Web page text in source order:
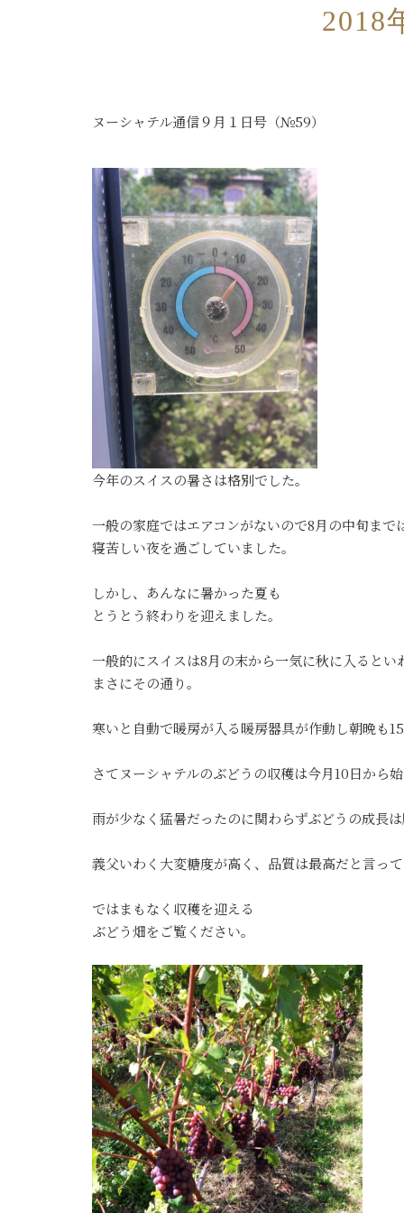
2018
ヌーシャテル通信９月１日号（№59）
今年のスイスの暑さは格別でした。
一般の家庭ではエアコンがないので8月の中旬まで
寝苦しい夜を過ごしていました。
しかし、あんなに暑かった夏も
とうとう終わりを迎えました。
一般的にスイスは8月の末から一気に秋に入るとい
まさにその通り。
寒いと自動で暖房が入る暖房器具が作動し朝晩も
さてヌーシャテルのぶどうの収穫は今月10日から
雨が少なく猛暑だったのに関わらずぶどうの成長
義父いわく大変糖度が高く、品質は最高だと言っ
ではまもなく収穫を迎える
ぶどう畑をご覧ください。